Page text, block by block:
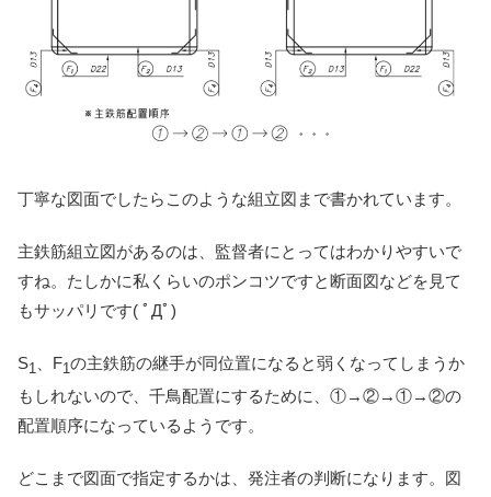
丁寧な図面でしたらこのような組立図まで書かれています。
主鉄筋組立図があるのは、監督者にとってはわかりやすいで
すね。たしかに私くらいのポンコツですと断面図などを見て
もサッパリです( ﾟДﾟ)
S1 、F1の主鉄筋の継手が同位置になると弱くなってしまうか
もしれないので、千鳥配置にするために、①→②→①→②の
配置順序になっているようです。
どこまで図面で指定するかは、発注者の判断になります。図